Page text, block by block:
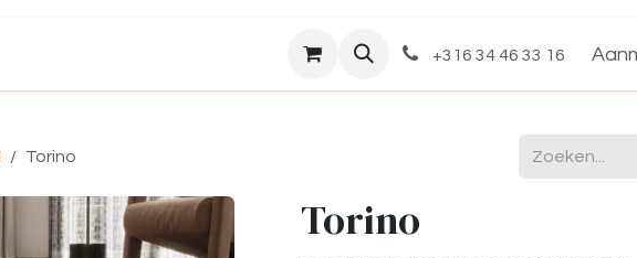
+316 34 46 33 16
Torino
Torino